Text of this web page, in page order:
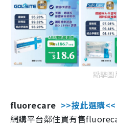
點擊圖
fluorecare >>按此選購<<
網購平台鄰住買有售